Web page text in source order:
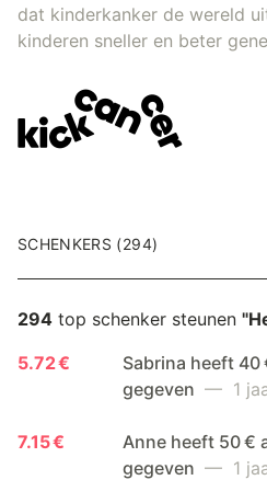
dat kinderkanker de wereld
kinderen sneller en beter
SCHENKERS (294)
294 top schenker steunen
5.72 €
Sabrina heeft 40
gegeven — 1
7.15 €
Anne heeft 50 €
gegeven — 1